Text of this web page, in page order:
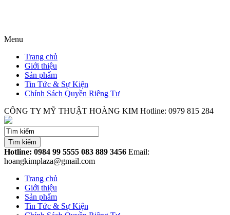
Menu
Trang chủ
Giới thiệu
Sản phẩm
Tin Tức & Sự Kiện
Chính Sách Quyền Riêng Tư
CÔNG TY MỸ THUẬT HOÀNG KIM Hotline: 0979 815 284
Tìm kiếm
Hotline: 0984 99 5555 083 889 3456 Email:
hoangkimplaza@gmail.com
Trang chủ
Giới thiệu
Sản phẩm
Tin Tức & Sự Kiện